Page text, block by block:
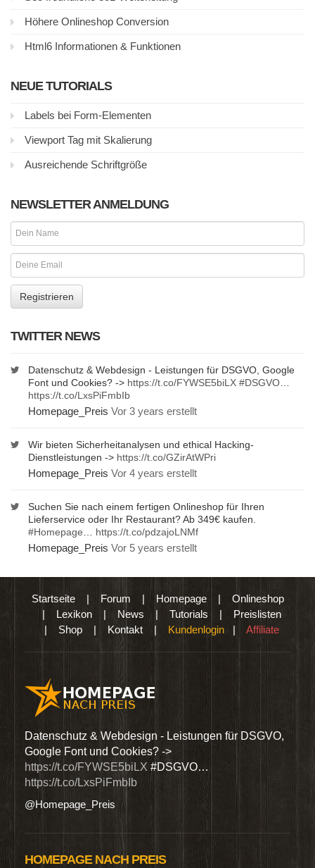
Höhere Onlineshop Conversion
Html6 Informationen & Funktionen
NEUE TUTORIALS
Labels bei Form-Elementen
Viewport Tag mit Skalierung
Ausreichende Schriftgröße
NEWSLETTER ANMELDUNG
TWITTER NEWS
Datenschutz & Webdesign - Leistungen für DSGVO, Google
Font und Cookies? -> https://t.co/FYWSE5biLX #DSGVO
https://t.co/LxsPiFmbIb
Homepage_Preis Vor 3 years erstellt
Wir bieten Sicherheitanalysen und ethical Hacking-
Dienstleistungen -> https://t.co/GZirAtWPri
Homepage_Preis Vor 4 years erstellt
Suchen Sie nach einem fertigen Onlineshop für Ihren
Lieferservice oder Ihr Restaurant? Ab 349€ kaufen.
#Homepage
https://t.co/pdzajoLNMf
Homepage_Preis Vor 5 years erstellt
Startseite| Forum | Homepage| Onlineshop
| Lexikon | News | Tutorials | Preislisten
| Shop | Kontakt | Kundenlogin | Affiliate
Datenschutz & Webdesign - Leistungen für DSGVO,
Google Font und Cookies? ->
https://t.co/FYWSE5biLX #DSGVO…
https://t.co/LxsPiFmbIb
@Homepage_Preis
HOMEPAGE NACH PREIS